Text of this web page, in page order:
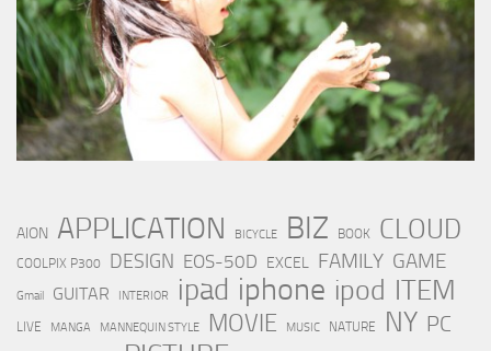
AION APPLICATION BICYCLE BIZ BOOK CLOUD
COOLPIX P300 DESIGN EOS-50D EXCEL FAMILY GAME
Gmail GUITAR INTERIOR ipad iphone ipod ITEM
LIVE MANGA MANNEQUIN STYLE MOVIE MUSIC NATURE NY PC